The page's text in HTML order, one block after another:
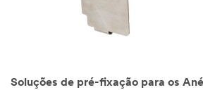
Soluções de pré-fixação para os